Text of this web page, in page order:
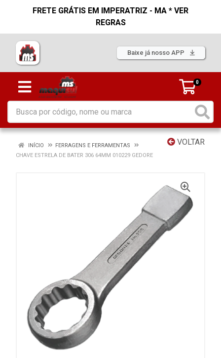
FRETE GRÁTIS EM IMPERATRIZ - MA * VER
REGRAS
Baixe já nosso APP
0
VOLTAR
INÍCIO
FERRAGENS E FERRAMENTAS
CHAVE ESTRELA DE BATER 306 64MM 010229 GEDORE